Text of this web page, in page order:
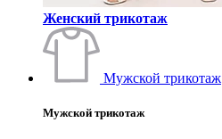
Женский трикотаж
Мужской трикотаж
Мужской трикотаж